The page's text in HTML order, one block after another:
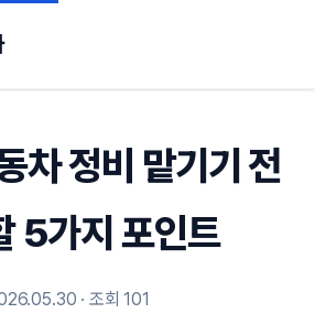
차 정비 맡기기 전
5가지 포인트
· 조회 101